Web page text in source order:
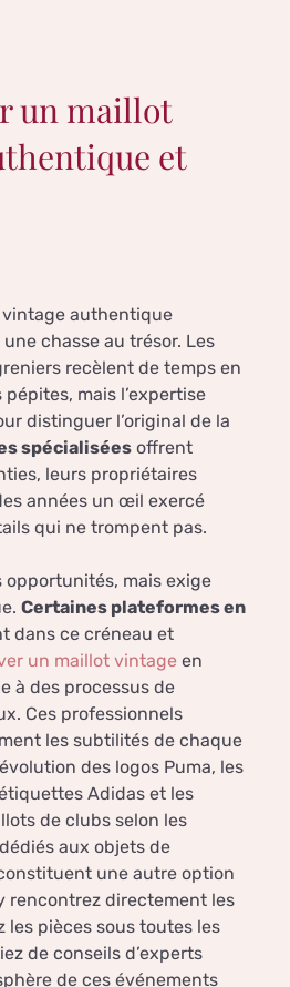
un maillot
et
authentique
chasse au trésor. Les
recèlent de temps en
mais l’expertise
distinguer l’original de la
spécialisées offrent
leurs propriétaires
années un œil exercé
qui ne trompent pas.
opportunités, mais exige
Certaines plateformes en
dans ce créneau et
un maillot vintage en
à des processus de
Ces professionnels
les subtilités de chaque
des logos Puma, les
Adidas et les
de clubs selon les
aux objets de
une autre option
rencontrez directement les
les pièces sous toutes les
de conseils d’experts
de ces événements